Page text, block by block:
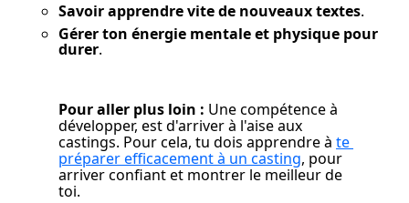
Savoir apprendre vite de nouveaux textes.
Gérer ton énergie mentale et physique pour
durer.
Pour aller plus loin : Une compétence à
développer, est d'arriver à l'aise aux
castings. Pour cela, tu dois apprendre à te
préparer efficacement à un casting, pour
arriver confiant et montrer le meilleur de
toi.